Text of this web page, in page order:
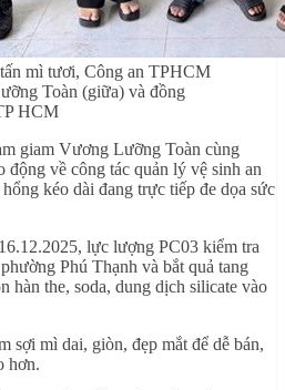
mì tươi, Công an TPHCM
Toàn (giữa) và đồng
HCM
giam Vương Lưỡng Toàn cùng
động về công tác quản lý vệ sinh an
kéo dài đang trực tiếp đe dọa sức
lực lượng PC03 kiểm tra
Phú Thạnh và bắt quả tang
hàn the, soda, dung dịch silicate vào
sợi mì dai, giòn, đẹp mắt để dễ bán,
hơn.